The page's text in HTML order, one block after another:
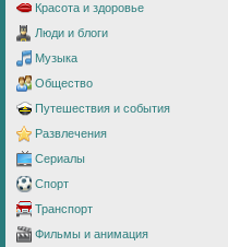
Красота и здоровье
Люди и блоги
Музыка
Общество
Путешествия и события
Развлечения
Сериалы
Спорт
Транспорт
Фильмы и анимация